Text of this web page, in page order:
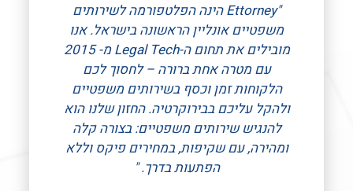
Ettorney הינה הפלטפורמה לשירותים
משפטיים אונליין הראשונה בישראל. אנו
מובילים את תחום ה-Legal Tech מ- 2015
עם מטרה אחת ברורה – לחסוך לכם
הלקוחות זמן וכסף בשירותים משפטיים
ולהקל עליכם בבירוקרטיה. החזון שלנו הוא
להנגיש שירותים משפטיים: בצורה קלה
ומהירה, עם שקיפות, במחירים פיקס וללא
הפתעות בדרך.